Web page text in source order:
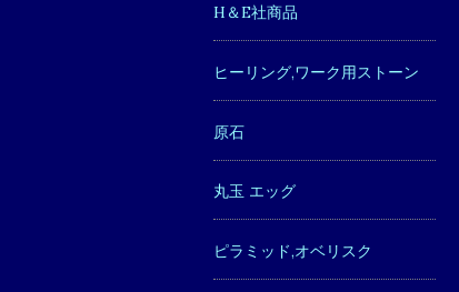
H＆E社商品
ヒーリング,ワーク用ストーン
原石
丸玉 エッグ
ピラミッド,オベリスク